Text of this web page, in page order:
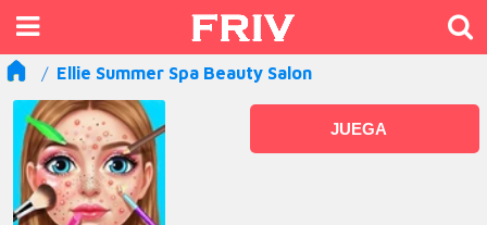
Ellie Summer Spa Beauty Salon
JUEGA